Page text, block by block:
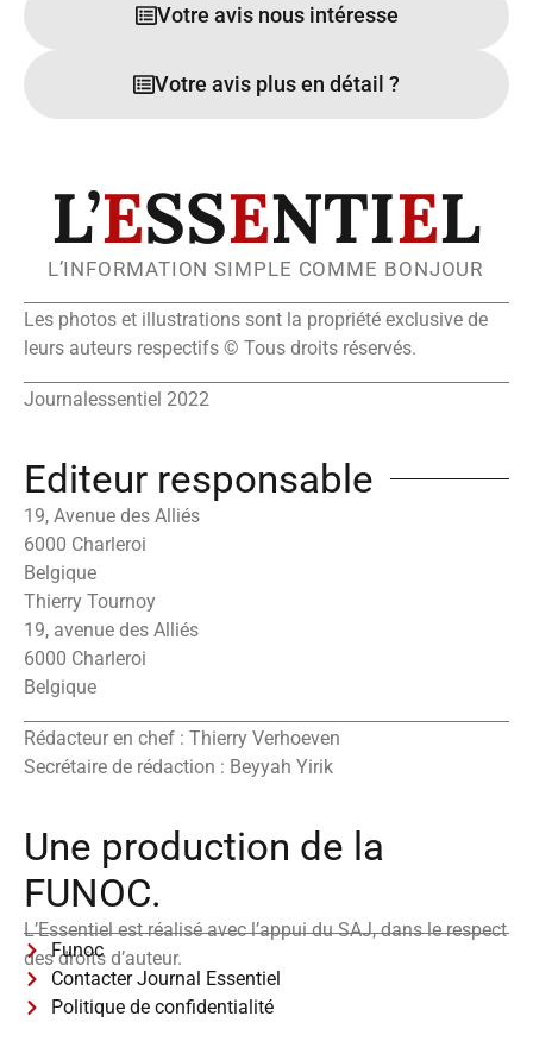
Votre avis nous intéresse
Votre avis plus en détail ?
L’ESSENTIEL
L’INFORMATION SIMPLE COMME BONJOUR
Les photos et illustrations sont la propriété exclusive de
leurs auteurs respectifs © Tous droits réservés.
Journalessentiel 2022
Editeur responsable
19, Avenue des Alliés
6000 Charleroi
Belgique
Thierry Tournoy
19, avenue des Alliés
6000 Charleroi
Belgique
Rédacteur en chef : Thierry Verhoeven
Secrétaire de rédaction : Beyyah Yirik
Une production de la
FUNOC.
L’Essentiel est réalisé avec l’appui du SAJ, dans le respect
des droits d’auteur.
Funoc
Contacter Journal Essentiel
Politique de confidentialité